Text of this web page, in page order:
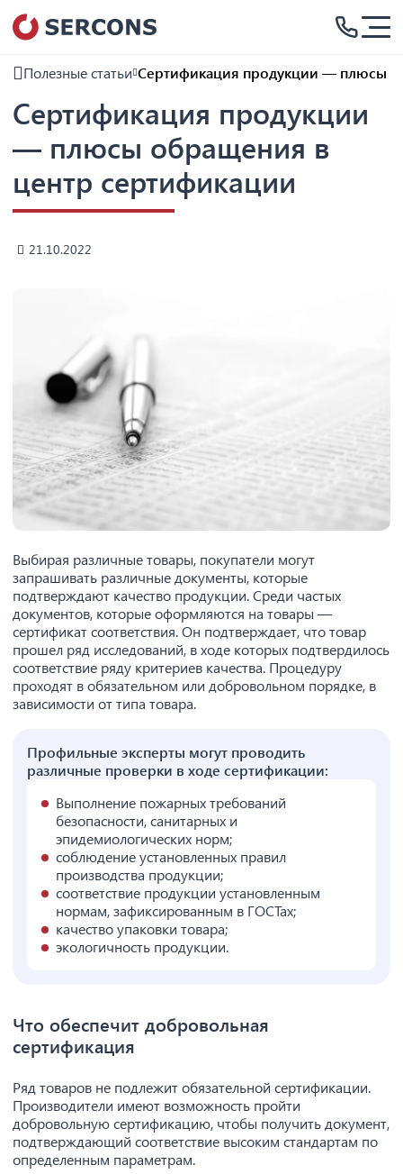
Полезные статьи Сертификация продукции — плюсы
Сертификация продукции
— плюсы обращения в
центр сертификации
21.10.2022
Выбирая различные товары, покупатели могут
запрашивать различные документы, которые
подтверждают качество продукции. Среди частых
документов, которые оформляются на товары —
сертификат соответствия. Он подтверждает, что товар
прошел ряд исследований, в ходе которых подтвердилось
соответствие ряду критериев качества. Процедуру
проходят в обязательном или добровольном порядке, в
зависимости от типа товара.
Профильные эксперты могут проводить
различные проверки в ходе сертификации:
Выполнение пожарных требований
безопасности, санитарных и
эпидемиологических норм;
соблюдение установленных правил
производства продукции;
соответствие продукции установленным
нормам, зафиксированным в ГОСТах;
качество упаковки товара;
экологичность продукции.
Что обеспечит добровольная
сертификация
Ряд товаров не подлежит обязательной сертификации.
Производители имеют возможность пройти
добровольную сертификацию, чтобы получить документ,
подтверждающий соответствие высоким стандартам по
определенным параметрам.